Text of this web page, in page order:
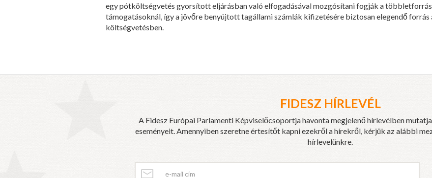
egy pótköltségvetés gyorsított eljárásban való elfogadásával mozgósítani fogják a
támogatásoknál, így a jövőre benyújtott tagállami számlák kifizetésére biztosan elegendő forrás
költségvetésben.
FIDESZ HÍRLEVÉL
A Fidesz Európai Parlamenti Képviselőcsoportja havonta megjelenő hírlevélben
eseményeit. Amennyiben szeretne értesítőt kapni ezekről a hírekről, kérjük az alábbi
hírlevelünkre.